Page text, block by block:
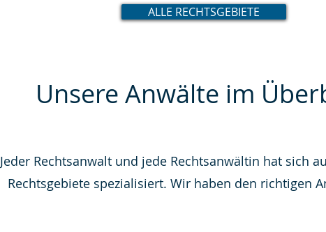
ALLE RECHTSGEBIETE
Unsere Anwälte im
Jeder Rechtsanwalt und jede Rechtsanwältin hat sich
Rechtsgebiete spezialisiert. Wir haben den richtigen